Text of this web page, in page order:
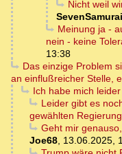
Nicht weil
SevenSamurai
Meinung ja -
nein - keine
13:38
Das einzige Problem
an einflußreicher Stelle,
Ich habe mich
Leider gibt es
gewählten
Geht mir
Joe68, 13.06.2025,